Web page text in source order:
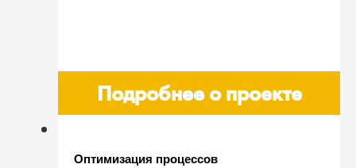
Подробнее о проекте
Оптимизация процессов